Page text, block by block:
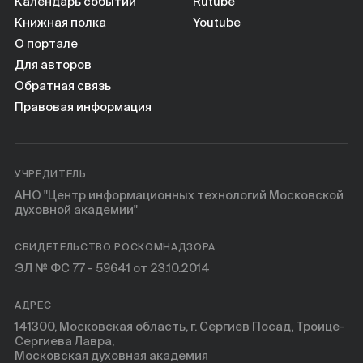
Книжная полка
О портале
Для авторов
Обратная связь
Правовая информация
Youtube
УЧРЕДИТЕЛЬ
АНО "Центр информационных технологий Московской
духовной академии"
СВИДЕТЕЛЬСТВО РОСКОМНАДЗОРА
ЭЛ № ФС 77 - 59641 от 23.10.2014
АДРЕС
141300, Московская область, г. Сергиев Посад, Троице-
Сергиева Лавра,
Московская духовная академия